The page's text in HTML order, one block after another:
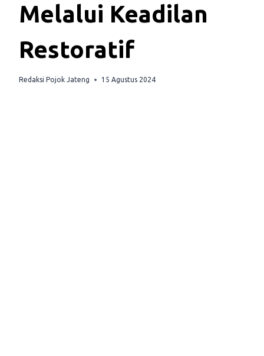
Melalui Keadilan
Restoratif
Redaksi Pojok Jateng 15 Agustus 2024